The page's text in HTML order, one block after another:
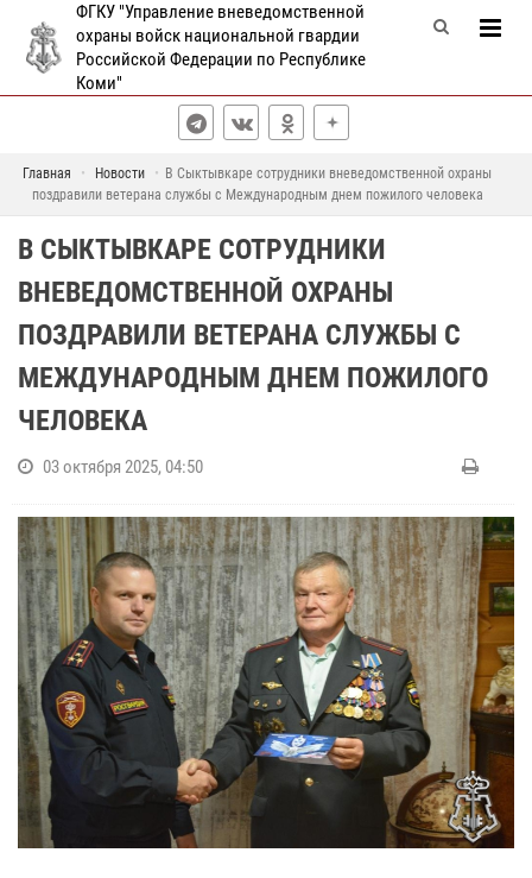
ФГКУ "Управление вневедомственной
охраны войск национальной гвардии
Российской Федерации по Республике
Коми"
Главная Новости
В Сыктывкаре сотрудники вневедомственной охраны
поздравили ветерана службы с Международным днем пожилого человека
В СЫКТЫВКАРЕ СОТРУДНИКИ
ВНЕВЕДОМСТВЕННОЙ ОХРАНЫ
ПОЗДРАВИЛИ ВЕТЕРАНА СЛУЖБЫ С
МЕЖДУНАРОДНЫМ ДНЕМ ПОЖИЛОГО
ЧЕЛОВЕКА
03 октября 2025, 04:50